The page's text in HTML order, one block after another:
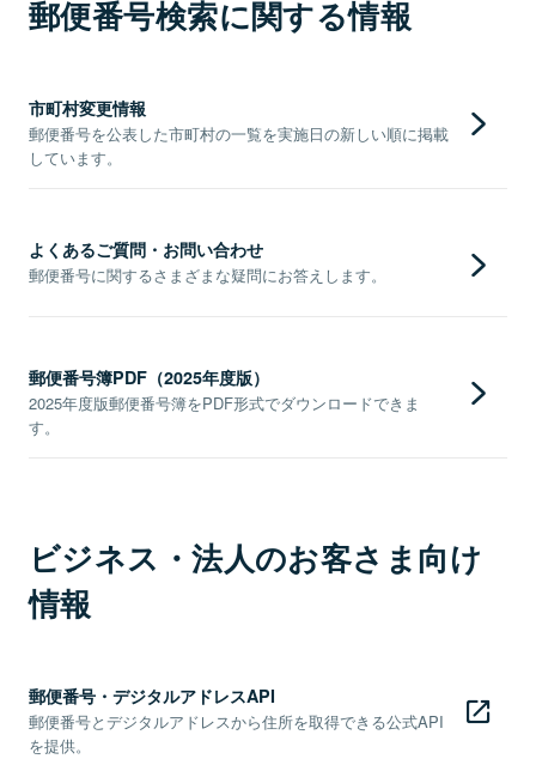
郵便番号検索に関する情報
市町村変更情報
郵便番号を公表した市町村の一覧を実施日の新しい順に掲載
しています。
よくあるご質問・お問い合わせ
郵便番号に関するさまざまな疑問にお答えします。
郵便番号簿PDF（2025年度版）
2025年度版郵便番号簿をPDF形式でダウンロードできま
す。
ビジネス・法人のお客さま向け
情報
郵便番号・デジタルアドレスAPI
郵便番号とデジタルアドレスから住所を取得できる公式API
を提供。